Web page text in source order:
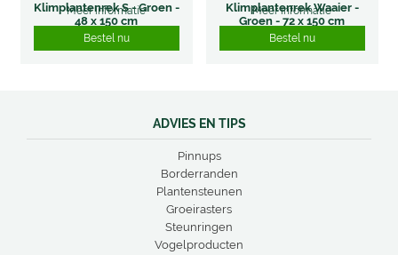
Klimplantenrek S - Groen -
48 x 150 cm
Meer informatie
Bestel nu
Klimplantenrek Waaier -
Groen - 72 x 150 cm
Meer informatie
Bestel nu
ADVIES EN TIPS
Pinnups
Borderranden
Plantensteunen
Groeirasters
Steunringen
Vogelproducten